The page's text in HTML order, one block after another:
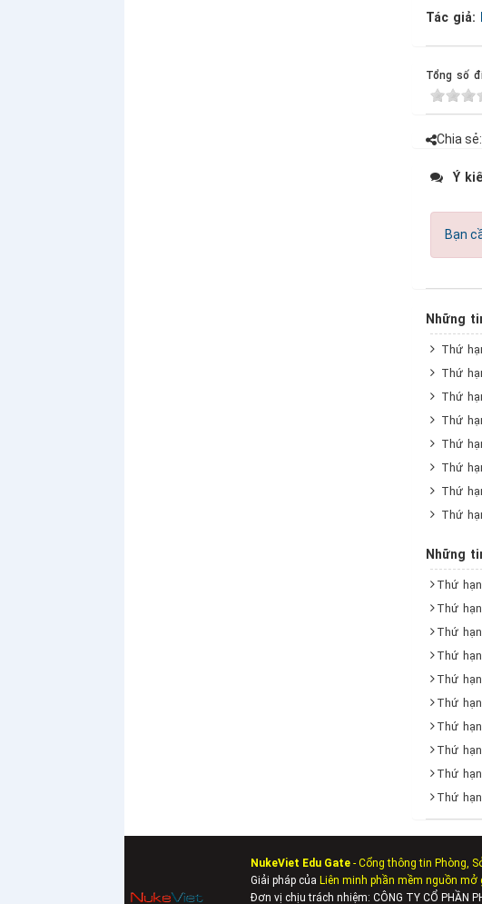
Tác giả:
Tổng số
Chia sẻ:
Ý
Bạn
Những
Thứ
Thứ
Thứ
Thứ
Thứ
Thứ
Thứ
Thứ
Những
Thứ
Thứ
Thứ
Thứ
Thứ
Thứ
Thứ
Thứ
Thứ
Thứ
NukeViet Edu Gate- Cổng thông tin Phòng,
Giải pháp của Liên minh phần mềm nguồn mở
Đơn vị chịu trách nhiệm: CÔNG TY CỔ PHẦN